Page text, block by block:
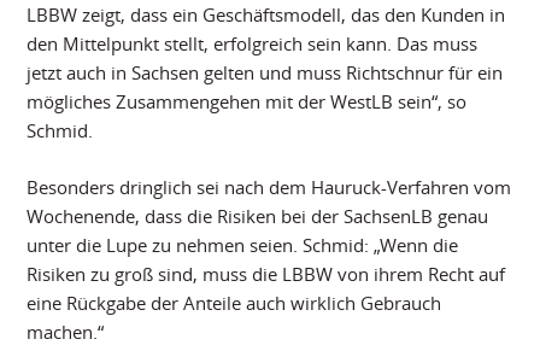
LBBW zeigt, dass ein Geschäftsmodell, das den Kunden in
den Mittelpunkt stellt, erfolgreich sein kann. Das muss
jetzt auch in Sachsen gelten und muss Richtschnur für ein
mögliches Zusammengehen mit der WestLB sein“, so
Schmid.
Besonders dringlich sei nach dem Hauruck-Verfahren vom
Wochenende, dass die Risiken bei der SachsenLB genau
unter die Lupe zu nehmen seien. Schmid: „Wenn die
Risiken zu groß sind, muss die LBBW von ihrem Recht auf
eine Rückgabe der Anteile auch wirklich Gebrauch
machen.“